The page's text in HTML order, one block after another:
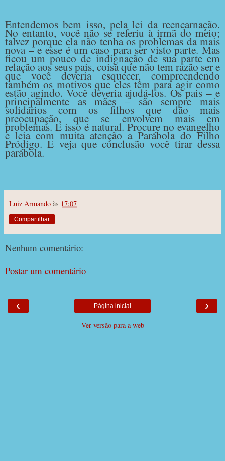
Entendemos bem isso, pela lei da reencarnação.
No entanto, você não se referiu à irmã do meio;
talvez porque ela não tenha os problemas da mais
nova – e esse é um caso para ser visto parte. Mas
ficou um pouco de indignação de sua parte em
relação aos seus pais, coisa que não tem razão ser e
que você deveria esquecer, compreendendo
também os motivos que eles têm para agir como
estão agindo. Você deveria ajudá-los. Os pais – e
principalmente as mães – são sempre mais
solidários com os filhos que dão mais
preocupação, que se envolvem mais em
problemas. E isso é natural. Procure no evangelho
e leia com muita atenção a Parábola do Filho
Pródigo. E veja que conclusão você tirar dessa
parábola.
Luiz Armando às 17:07
Compartilhar
Nenhum comentário:
Postar um comentário
‹ ›
Página inicial
Ver versão para a web